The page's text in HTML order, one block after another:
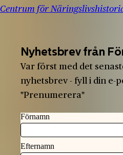
Centrum för
Nyhetsbrev från
Var först med det
nyhetsbrev - fyll i din e-
"Prenumerera"